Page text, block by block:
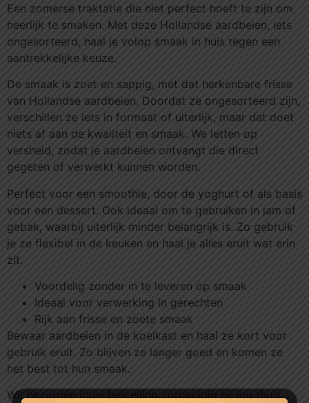
Een zomerse traktatie die niet perfect hoeft te zijn om
heerlijk te smaken. Met deze Hollandse aardbeien, iets
ongesorteerd, haal je volop smaak in huis tegen een
aantrekkelijke keuze.
De smaak is zoet en sappig, met dat herkenbare frisse
van Hollandse aardbeien. Doordat ze ongesorteerd zijn,
verschillen ze iets in formaat of uiterlijk, maar dat doet
niets af aan de kwaliteit en smaak. We letten op
versheid, zodat je aardbeien ontvangt die direct
gegeten of verwerkt kunnen worden.
Perfect voor een smoothie, door de yoghurt of als basis
voor een dessert. Ook ideaal om te gebruiken in jam of
gebak, waarbij uiterlijk minder belangrijk is. Zo gebruik
je ze flexibel in de keuken en haal je alles eruit wat erin
zit.
Voordelig zonder in te leveren op smaak
Ideaal voor verwerking in gerechten
Rijk aan frisse en zoete smaak
Bewaar aardbeien in de koelkast en haal ze kort voor
gebruik eruit. Zo blijven ze langer goed en komen ze
het best tot hun smaak.
Wij bezorgen jouw bestelling zorgvuldig bij jou thuis,